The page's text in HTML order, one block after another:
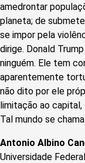
amedrontar
planeta; de
se impor pela
dirige. Donald
ninguém. Ele tem
aparentemente
não dito por ele
limitação ao capital,
Tal mundo se
Antonio Albino
Universidade